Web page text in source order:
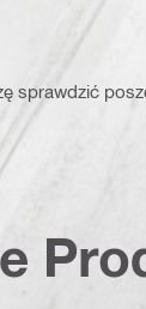
sprawdzić